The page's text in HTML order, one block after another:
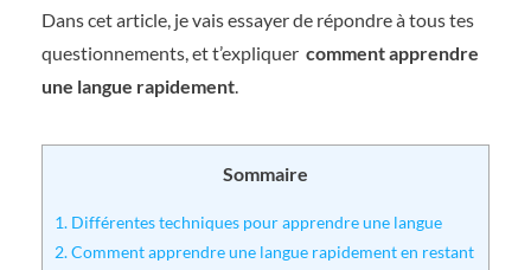
Dans cet article, je vais essayer de répondre à tous tes
questionnements, et t’expliquer comment apprendre
une langue rapidement.
Sommaire
1. Différentes techniques pour apprendre une langue
2.Comment apprendre une langue rapidement en restant